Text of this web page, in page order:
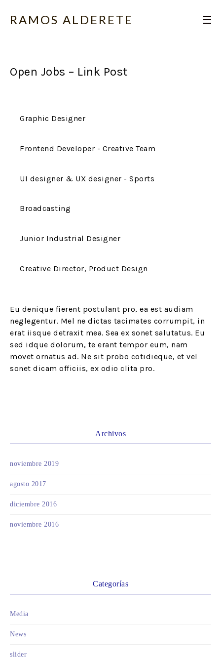
RAMOS ALDERETE
Open Jobs – Link Post
Graphic Designer
Frontend Developer - Creative Team
UI designer & UX designer - Sports
Broadcasting
Junior Industrial Designer
Creative Director, Product Design
Eu denique fierent postulant pro, ea est audiam
neglegentur. Mel ne dictas tacimates corrumpit, in
erat iisque detraxit mea. Sea ex sonet salutatus. Eu
sed idque dolorum, te erant tempor eum, nam
movet ornatus ad. Ne sit probo cotidieque, et vel
sonet dicam officiis, ex odio clita pro.
Archivos
noviembre 2019
agosto 2017
diciembre 2016
noviembre 2016
Categorías
Media
News
slider